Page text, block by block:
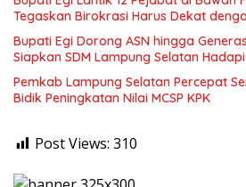
Tegaskan Birokrasi Harus Dekat
Bupati Egi Dorong ASN hingga
Siapkan SDM Lampung Selatan
Pemkab Lampung Selatan Percepat
Bidik Peningkatan Nilai MCSP KPK
Post Views: 310